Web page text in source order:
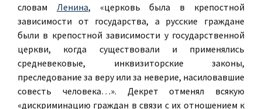
словам Ленина, «церковь была в крепостной
зависимости от государства, а русские граждане
были в крепостной зависимости у государственной
церкви, когда существовали и применялись
средневековые, инквизиторские законы,
преследование за веру или за неверие, насиловавшие
совесть человека…». Декрет отменял всякую
«дискриминацию граждан в связи с их отношением к